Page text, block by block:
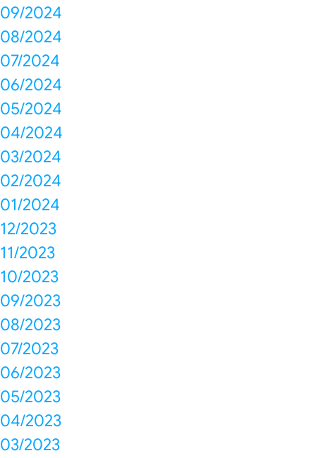
09/2024
08/2024
07/2024
06/2024
05/2024
04/2024
03/2024
02/2024
01/2024
12/2023
11/2023
10/2023
09/2023
08/2023
07/2023
06/2023
05/2023
04/2023
03/2023